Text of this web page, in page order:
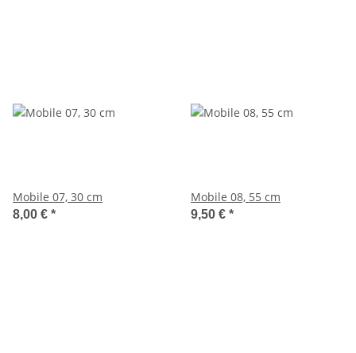
Mobile 07, 30 cm
8,00 € *
Mobile 08, 55 cm
9,50 € *